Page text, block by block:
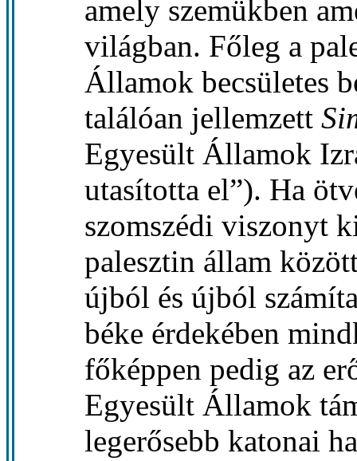
amely szemükben
világban. Főleg a
Államok becsületes
találóan jellemzett
Egyesült Államok
utasította el”). Ha
szomszédi viszonyt
palesztin állam
újból és újból
béke érdekében
főképpen pedig az
Egyesült Államok
legerősebb katonai